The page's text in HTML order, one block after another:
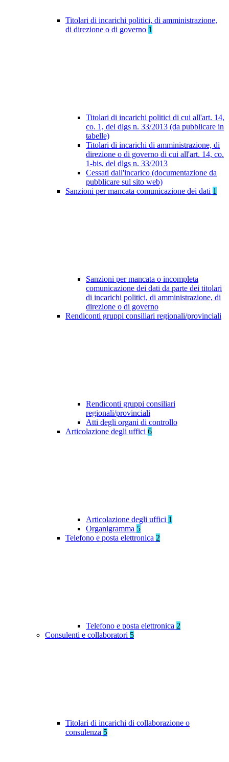
Titolari di incarichi politici, di amministrazione,
di direzione o di governo 1
Titolari di incarichi politici di cui all'art. 14,
co. 1, del dlgs n. 33/2013 (da pubblicare in
tabelle)
Titolari di incarichi di amministrazione, di
direzione o di governo di cui all'art. 14, co.
1-bis, del dlgs n. 33/2013
Cessati dall'incarico (documentazione da
pubblicare sul sito web)
Sanzioni per mancata comunicazione dei dati 1
Sanzioni per mancata o incompleta
comunicazione dei dati da parte dei titolari
di incarichi politici, di amministrazione, di
direzione o di governo
Rendiconti gruppi consiliari regionali/provinciali
Rendiconti gruppi consiliari
regionali/provinciali
Atti degli organi di controllo
Articolazione degli uffici 6
Articolazione degli uffici 1
Organigramma 5
Telefono e posta elettronica 2
Telefono e posta elettronica 2
Consulenti e collaboratori 5
Titolari di incarichi di collaborazione o
consulenza 5